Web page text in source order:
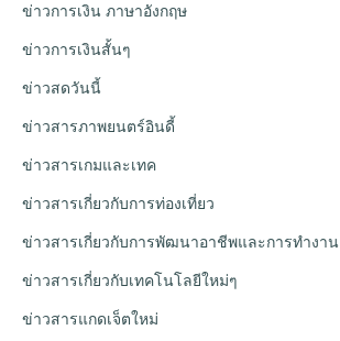
ข่าวการเงิน ภาษาอังกฤษ
ข่าวการเงินสั้นๆ
ข่าวสดวันนี้
ข่าวสารภาพยนตร์อินดี้
ข่าวสารเกมและเทค
ข่าวสารเกี่ยวกับการท่องเที่ยว
ข่าวสารเกี่ยวกับการพัฒนาอาชีพและการทำงาน
ข่าวสารเกี่ยวกับเทคโนโลยีใหม่ๆ
ข่าวสารแกดเจ็ตใหม่